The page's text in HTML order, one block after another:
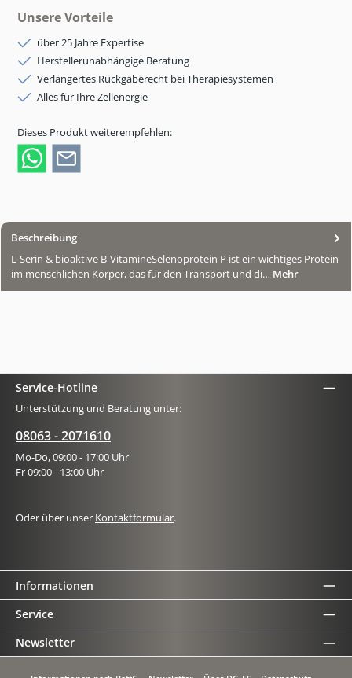
Unsere Vorteile
über 25 Jahre Expertise
Herstellerunabhängige Beratung
Verlängertes Rückgaberecht bei Therapiesystemen
Alles für Ihre Zellenergie
Dieses Produkt weiterempfehlen:
Beschreibung
L-Serin & bioaktive B-VitamineSelenoprotein P ist ein wichtiges Protein
im menschlichen Körper, das für den Transport und di… Mehr
Service-Hotline
Unterstützung und Beratung unter:
08063 - 2071610
Mo-Do, 09:00 - 17:00 Uhr
Fr 09:00 - 13:00 Uhr
Oder über unser Kontaktformular.
Informationen
Service
Newsletter